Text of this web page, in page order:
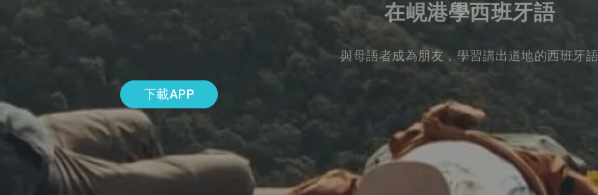
在峴港學西班牙語
與母語者成為朋友，學習講出道地的西班牙語
下載APP